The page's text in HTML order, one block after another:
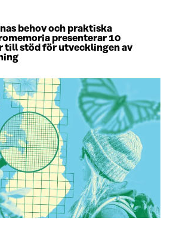
behov och praktiska
presenterar 10
till stöd för utvecklingen av